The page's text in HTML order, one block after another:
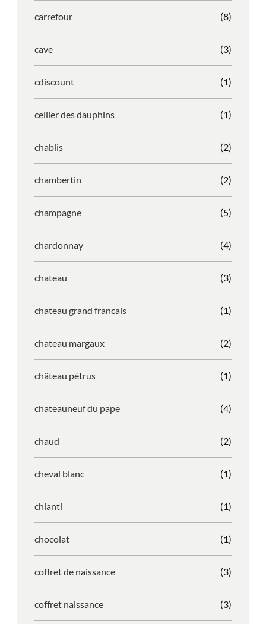
carrefour (8)
cave (3)
cdiscount (1)
cellier des dauphins (1)
chablis (2)
chambertin (2)
champagne (5)
chardonnay (4)
chateau (3)
chateau grand francais (1)
chateau margaux (2)
château pétrus (1)
chateauneuf du pape (4)
chaud (2)
cheval blanc (1)
chianti (1)
chocolat (1)
coffret de naissance (3)
coffret naissance (3)